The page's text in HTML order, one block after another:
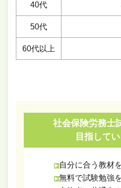
40代
50代
60代以上
社会保険労務士
目指して
自分に合う教材
無料で試験勉強